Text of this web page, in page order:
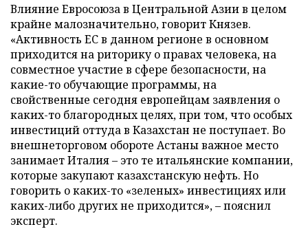
Влияние Евросоюза в Центральной Азии в целом
крайне малозначительно, говорит Князев.
«Активность ЕС в данном регионе в основном
приходится на риторику о правах человека, на
совместное участие в сфере безопасности, на
какие-то обучающие программы, на
свойственные сегодня европейцам заявления о
каких-то благородных целях, при том, что особых
инвестиций оттуда в Казахстан не поступает. Во
внешнеторговом обороте Астаны важное место
занимает Италия – это те итальянские компании,
которые закупают казахстанскую нефть. Но
говорить о каких-то «зеленых» инвестициях или
каких-либо других не приходится», – пояснил
эксперт.